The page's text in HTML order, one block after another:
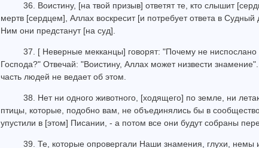
36. Воистину, [на твой призыв] ответят те, кто слышит
мертв [сердцем], Аллах воскресит [и потребует ответа в
Ним они предстанут [на суд].
37. [ Неверные мекканцы] говорят: "Почему не ниспослано
Господа?" Отвечай: "Воистину, Аллах может низвести
часть людей не ведает об этом.
38. Нет ни одного животного, [ходящего] по земле, ни
птицы, которые, подобно вам, не объединялись бы в
упустили в [этом] Писании, - а потом все они будут собраны
39. Те, которые опровергали Наши знамения, глухи, немы